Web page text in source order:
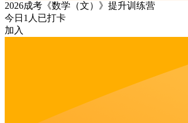
2026成考《数学（文）》提升训练营
今日 1 人已打卡
加入